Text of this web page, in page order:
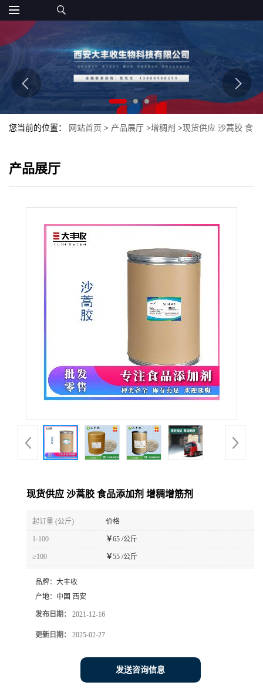
您当前的位置： 网站首页 > 产品展厅 >增稠剂 >现货供应 沙蒿胶 食
产品展厅
现货供应 沙蒿胶 食品添加剂 增稠增筋剂
起订量 (公斤) 价格
1-100 ￥65 /公斤
≥100 ￥55 /公斤
品牌： 大丰收
产地： 中国 西安
发布日期： 2021-12-16
更新日期： 2025-02-27
发送咨询信息